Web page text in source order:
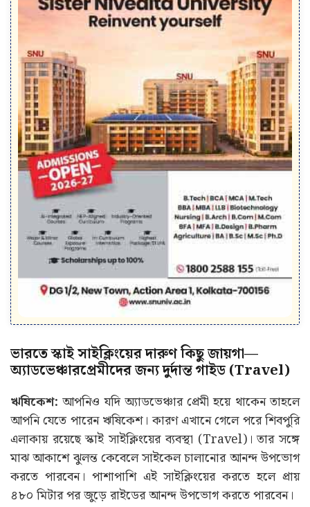
ভারতে স্কাই সাইক্লিংয়ের দারুণ কিছু জায়গা—
অ্যাডভেঞ্চারপ্রেমীদের জন্য দুর্দান্ত গাইড (Travel)
ঋষিকেশ:আপনিও যদি অ্যাডভেঞ্চার প্রেমী হয়ে থাকেন তাহলে
আপনি যেতে পারেন ঋষিকেশ। কারণ এখানে গেলে পরে শিবপুরি
এলাকায় রয়েছে স্কাই সাইক্লিংয়ের ব্যবস্থা (Travel)। তার সঙ্গে
করতে পারবেন। পাশাপাশি এই সাইক্লিংয়ের করতে হলে প্রায়
৪৮০ মিটার পর জুড়ে রাইডের আনন্দ উপভোগ করতে পারবেন।